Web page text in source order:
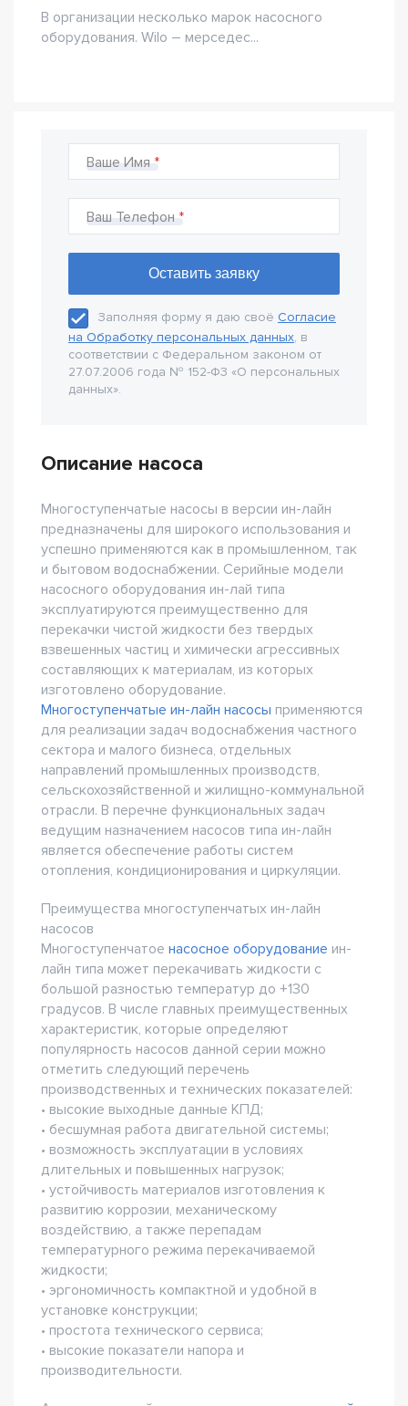
В организации несколько марок насосного
оборудования. Wilo – мерседес...
Ваше Имя
Ваш Телефон
Заполняя форму я даю своё Согласие
на Обработку персональных данных, в
соответствии с Федеральном законом от
27.07.2006 года № 152-Ф3 «О персональных
данных».
Описание насоса
Многоступенчатые насосы в версии ин-лайн
предназначены для широкого использования и
успешно применяются как в промышленном, так
и бытовом водоснабжении. Серийные модели
насосного оборудования ин-лай типа
эксплуатируются преимущественно для
перекачки чистой жидкости без твердых
взвешенных частиц и химически агрессивных
составляющих к материалам, из которых
изготовлено оборудование.
Многоступенчатые ин-лайн насосы применяются
для реализации задач водоснабжения частного
сектора и малого бизнеса, отдельных
направлений промышленных производств,
сельскохозяйственной и жилищно-коммунальной
отрасли. В перечне функциональных задач
ведущим назначением насосов типа ин-лайн
является обеспечение работы систем
отопления, кондиционирования и циркуляции.
Преимущества многоступенчатых ин-лайн
насосов
Многоступенчатое насосное оборудование ин-
лайн типа может перекачивать жидкости с
большой разностью температур до +130
градусов. В числе главных преимущественных
характеристик, которые определяют
популярность насосов данной серии можно
отметить следующий перечень
производственных и технических показателей:
• высокие выходные данные КПД;
• бесшумная работа двигательной системы;
• возможность эксплуатации в условиях
длительных и повышенных нагрузок;
• устойчивость материалов изготовления к
развитию коррозии, механическому
воздействию, а также перепадам
температурного режима перекачиваемой
жидкости;
• эргономичность компактной и удобной в
установке конструкции;
• простота технического сервиса;
• высокие показатели напора и
производительности.